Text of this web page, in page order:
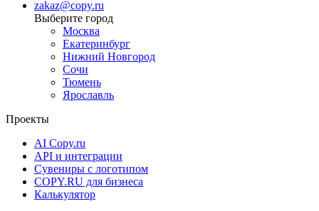
zakaz@copy.ru
Москва
Екатеринбург
Нижний Новгород
Сочи
Тюмень
Ярославль
Проекты
AI Copy.ru
API и интеграции
Сувениры с логотипом
COPY.RU для бизнеса
Калькулятор